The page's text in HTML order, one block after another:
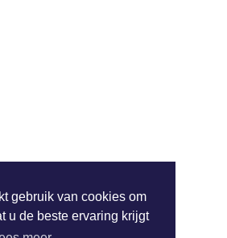
gebruik van cookies om
u de beste ervaring krijgt